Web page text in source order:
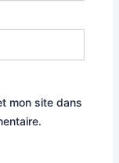
mon site dans